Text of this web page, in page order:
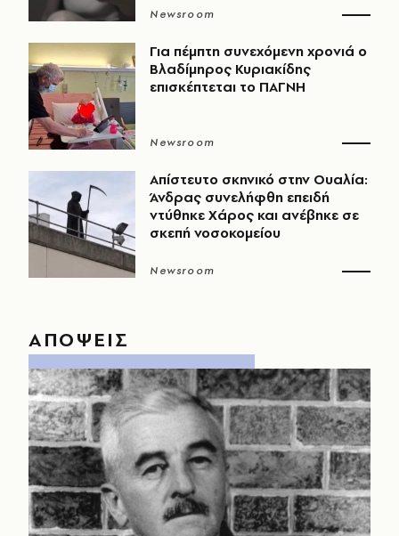
Newsroom
Για πέμπτη συνεχόμενη χρονιά ο
Βλαδίμηρος Κυριακίδης
επισκέπτεται το ΠΑΓΝΗ
Newsroom
Απίστευτο σκηνικό στην Ουαλία:
Άνδρας συνελήφθη επειδή
ντύθηκε Χάρος και ανέβηκε σε
σκεπή νοσοκομείου
Newsroom
ΑΠΟΨΕΙΣ